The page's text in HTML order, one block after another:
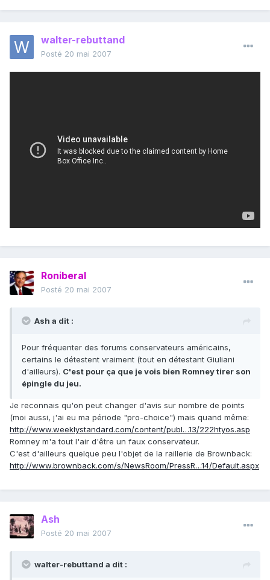
walter-rebuttand
Posté 20 mai 2007
Roniberal
Posté 20 mai 2007
Ash a dit :
Pour fréquenter des forums conservateurs américains,
certains le détestent vraiment (tout en détestant Giuliani
d'ailleurs). C'est pour ça que je vois bien Romney tirer son
épingle du jeu.
Je reconnais qu'on peut changer d'avis sur nombre de points
(moi aussi, j'ai eu ma période "pro-choice") mais quand même:
http://www.weeklystandard.com/content/publ…13/222htyos.asp
Romney m'a tout l'air d'être un faux conservateur.
C'est d'ailleurs quelque peu l'objet de la raillerie de Brownback:
http://www.brownback.com/s/NewsRoom/PressR…14/Default.aspx
Ash
Posté 20 mai 2007
walter-rebuttand a dit :